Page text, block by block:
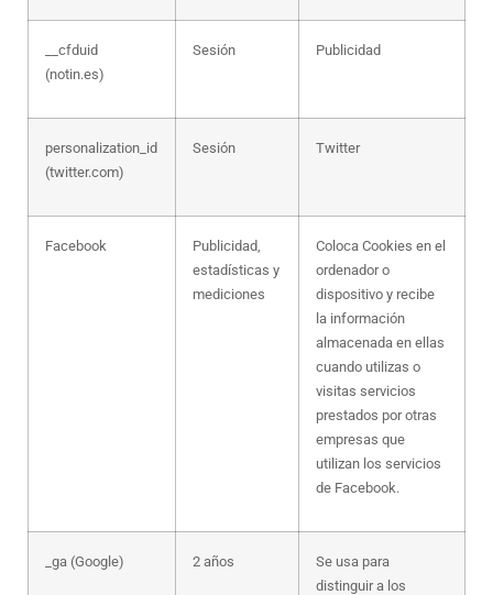
__cfduid
(notin.es)
Sesión Publicidad
personalization_id
(twitter.com)
Sesión Twitter
Facebook
Publicidad,
estadísticas y
mediciones
Coloca Cookies en el
ordenador o
dispositivo y recibe
la información
almacenada en ellas
cuando utilizas o
visitas servicios
prestados por otras
empresas que
utilizan los servicios
de Facebook.
_ga (Google) 2 años
Se usa para
distinguir a los